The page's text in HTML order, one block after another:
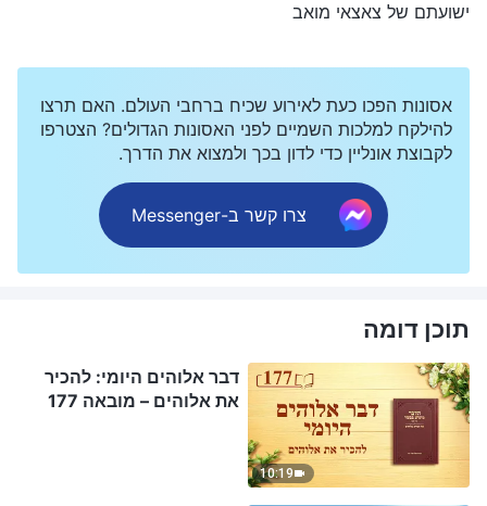
ישועתם של צאצאי מואב
אסונות הפכו כעת לאירוע שכיח ברחבי העולם. האם תרצו
להילקח למלכות השמיים לפני האסונות הגדולים? הצטרפו
לקבוצת אונליין כדי לדון בכך ולמצוא את הדרך.
צרו קשר ב-Messenger
תוכן דומה
10:19
דבר אלוהים היומי: להכיר
את אלוהים – מובאה 177